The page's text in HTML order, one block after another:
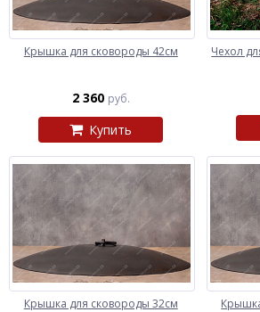
Крышка для сковороды 42см
2 360 руб.
Купить
Чехол
Крышка для сковороды 32см